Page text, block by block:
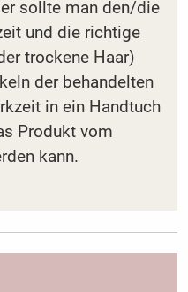
sollte man den/die
und die richtige
trockene Haar)
der behandelten
in ein Handtuch
Produkt vom
kann.